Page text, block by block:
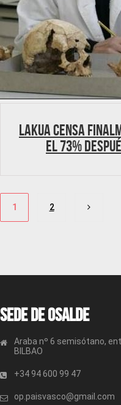
Lakua censa
el 73%
Paginación
entradas
1 2
Sede de OSALDE
Araba nº 6 semisótano,
BILBAO
+34 94 600 99 47
op.paisvasco@gmail.com